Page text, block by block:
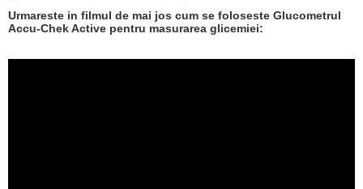
Urmareste in filmul de mai jos cum se foloseste Glucometrul
Accu-Chek Active pentru masurarea glicemiei: